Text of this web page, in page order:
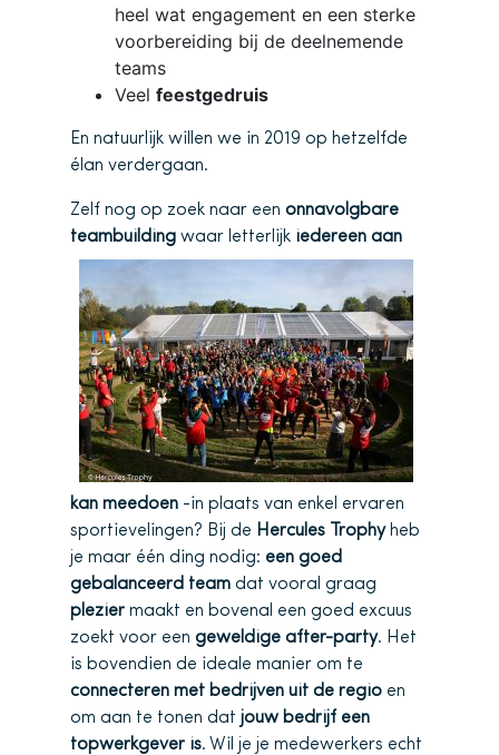
heel wat engagement en een sterke
voorbereiding bij de deelnemende
teams
Veel feestgedruis
En natuurlijk willen we in 2019 op hetzelfde
élan verdergaan.
Zelf nog op zoek naar een onnavolgbare
teambuilding waar letterlijk iedereen aan
kan meedoen -in plaats van enkel ervaren
sportievelingen? Bij de Hercules Trophyheb
je maar één ding nodig: een goed
gebalanceerd team dat vooral graag
plezier maakt en bovenal een goed excuus
zoekt voor een geweldige after-party. Het
is bovendien de ideale manier om te
connecteren met bedrijven uit de regio en
om aan te tonen dat jouw bedrijf een
topwerkgever is. Wil je je medewerkers echt